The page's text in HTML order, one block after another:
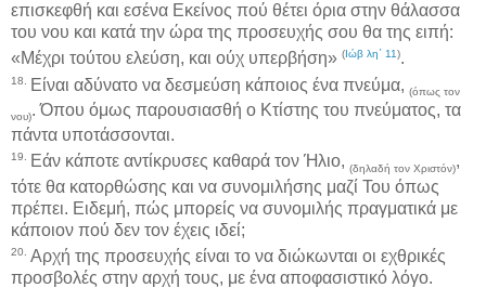
επισκεφθή και εσένα Εκείνος πού θέτει όρια στην θάλασσα
του νου και κατά την ώρα της προσευχής σου θα της ειπή:
«Μέχρι τούτου ελεύση, και ούχ υπερβήση» ( Ιώβ λη΄ 11).
18. Είναι αδύνατο να δεσμεύση κάποιος ένα πνεύμα, (όπως τον
νου). Όπου όμως παρουσιασθή ο Κτίστης του πνεύματος, τα
πάντα υποτάσσονται.
19. Εάν κάποτε αντίκρυσες καθαρά τον Ήλιο, (δηλαδή τον Χριστόν),
τότε θα κατορθώσης και να συνομιλήσης μαζί Του όπως
πρέπει. Ειδεμή, πώς μπορείς να συνομιλής πραγματικά με
κάποιον πού δεν τον έχεις ιδεί;
20. Αρχή της προσευχής είναι το να διώκωνται οι εχθρικές
προσβολές στην αρχή τους, με ένα αποφασιστικό λόγο.